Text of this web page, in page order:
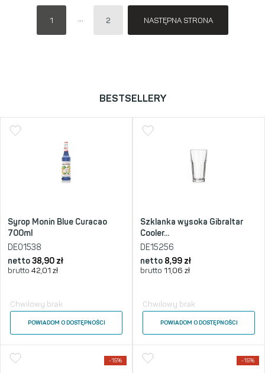
1 2 NASTĘPNA STRONA
BESTSELLERY
Syrop Monin Blue Curacao
700ml
DE01538
netto38,90 zł
brutto 42,01 zł
Chwilowy brak
POWIADOM O DOSTĘPNOŚCI
Szklanka wysoka Gibraltar
Cooler...
DE15256
netto 8,99 zł
brutto 11,06 zł
Chwilowy brak
POWIADOM O DOSTĘPNOŚCI
-15% -15%